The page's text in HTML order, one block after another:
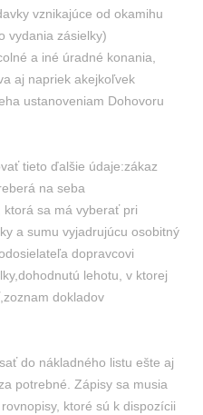
vznikajúce od okamihu
vydania zásielky)
a iné úradné konania,
aj napriek akejkoľvek
ustanoveniam Dohovoru
tieto ďalšie údaje:zákaz
na seba
sa má vyberať pri
a sumu vyjadrujúcu osobitný
dopravcovi
lehotu, v ktorej
dokladov
do nákladného listu ešte aj
potrebné. Zápisy sa musia
ktoré sú k dispozícii